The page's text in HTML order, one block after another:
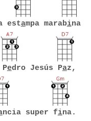
estampa marabina
edro Jesús Paz,
ncia super fina.